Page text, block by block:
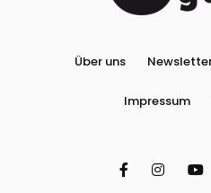
Über uns
Impressum